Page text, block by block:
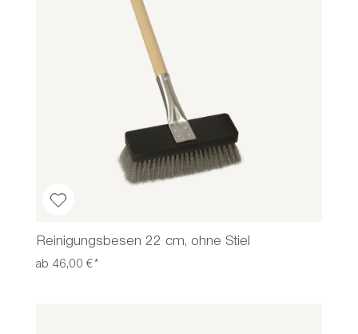
Reinigungsbesen 22 cm, ohne Stiel
ab 46,00 €*